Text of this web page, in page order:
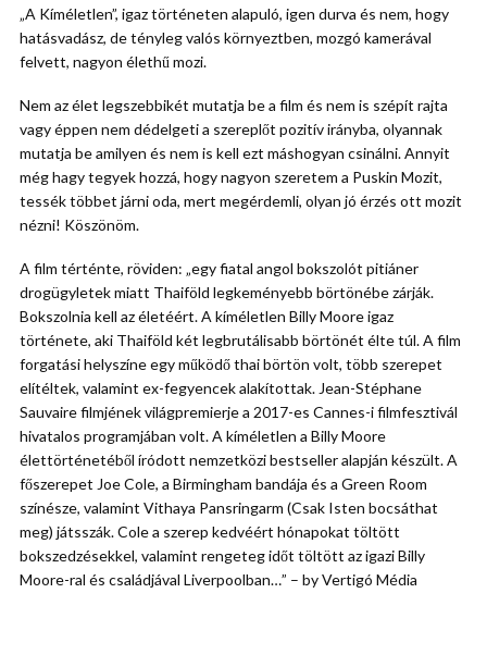
„A Kíméletlen”, igaz történeten alapuló, igen durva és nem, hogy
hatásvadász, de tényleg valós környeztben, mozgó kamerával
felvett, nagyon élethű mozi.
Nem az élet legszebbikét mutatja be a film és nem is szépít rajta
vagy éppen nem dédelgeti a szereplőt pozitív irányba, olyannak
mutatja be amilyen és nem is kell ezt máshogyan csinálni. Annyit
még hagy tegyek hozzá, hogy nagyon szeretem a Puskin Mozit,
tessék többet járni oda, mert megérdemli, olyan jó érzés ott mozit
nézni! Köszönöm.
A film térténte, röviden: „egy fiatal angol bokszolót pitiáner
drogügyletek miatt Thaiföld legkeményebb börtönébe zárják.
Bokszolnia kell az életéért. A kíméletlen Billy Moore igaz
története, aki Thaiföld két legbrutálisabb börtönét élte túl. A film
forgatási helyszíne egy működő thai börtön volt, több szerepet
elítéltek, valamint ex-fegyencek alakítottak. Jean-Stéphane
Sauvaire filmjének világpremierje a 2017-es Cannes-i filmfesztivál
hivatalos programjában volt. A kíméletlen a Billy Moore
élettörténetéből íródott nemzetközi bestseller alapján készült. A
főszerepet Joe Cole, a Birmingham bandája és a Green Room
színésze, valamint Vithaya Pansringarm (Csak Isten bocsáthat
meg) játsszák. Cole a szerep kedvéért hónapokat töltött
bokszedzésekkel, valamint rengeteg időt töltött az igazi Billy
Moore-ral és családjával Liverpoolban…” – by Vertigó Média